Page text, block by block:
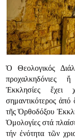
Ὁ Θεολογικός
προχαλκηδόνιες ἤ
Ἐκκλησίες ἔχει
σημαντικότερος
τῆς Ὀρθοδόξου
Ὁμολογίες στά
τήν ἐνότητα τῶν